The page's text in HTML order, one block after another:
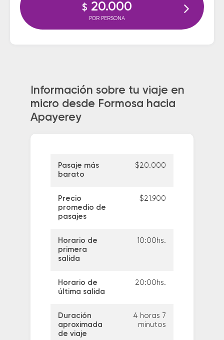
$ 20.000
POR PERSONA
Información sobre tu viaje en
micro desde Formosa hacia
Apayerey
Pasaje más
barato
$20.000
Precio
promedio de
pasajes
$21.900
Horario de
primera
salida
10:00hs.
Horario de
última salida
20:00hs.
Duración
aproximada
de viaje
4 horas 7
minutos